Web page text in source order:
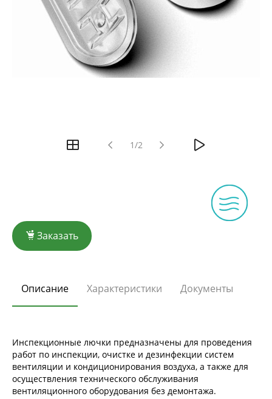
1/2
Заказать
Описание Характеристики Документы
Инспекционные лючки предназначены для проведения
работ по инспекции, очистке и дезинфекции систем
вентиляции и кондиционирования воздуха, а также для
осуществления технического обслуживания
вентиляционного оборудования без демонтажа.